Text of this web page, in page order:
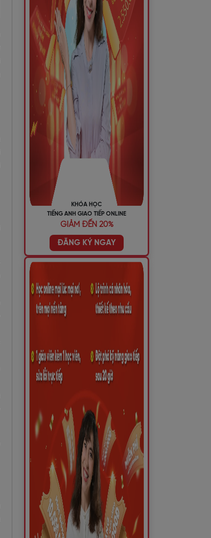
KHÓA HỌC
TIẾNG ANH GIAO TIẾP ONLINE
GIẢM ĐẾN 20%
ĐĂNG KÝ NGAY